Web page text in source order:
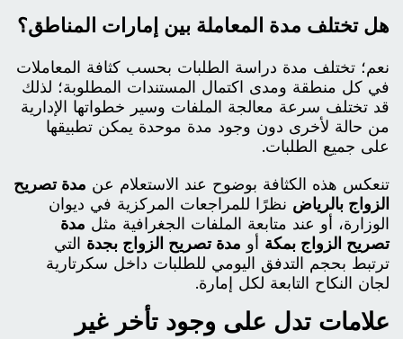
هل تختلف مدة المعاملة بين إمارات المناطق؟
نعم؛ تختلف مدة دراسة الطلبات بحسب كثافة المعاملات
في كل منطقة ومدى اكتمال المستندات المطلوبة؛ لذلك
قد تختلف سرعة معالجة الملفات وسير خطواتها الإدارية
من حالة لأخرى دون وجود مدة موحدة يمكن تطبيقها
على جميع الطلبات.
تنعكس هذه الكثافة بوضوح عند الاستعلام عن مدة تصريح
الزواج بالرياض نظرًا للمراجعات المركزية في ديوان
الوزارة، أو عند متابعة الملفات الجغرافية مثل مدة
تصريح الزواج بمكة أو مدة تصريح الزواج بجدة التي
ترتبط بحجم التدفق اليومي للطلبات داخل سكرتارية
لجان النكاح التابعة لكل إمارة.
علامات تدل على وجود تأخر غير